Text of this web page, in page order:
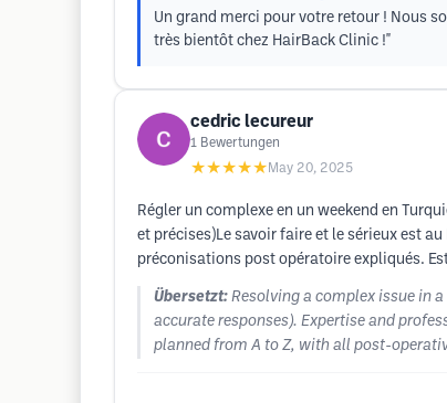
Un grand merci pour votre retour ! Nous
très bientôt chez HairBack Clinic !"
cedric lecureur
1 Bewertungen
★★★★★ May 20, 2025
Régler un complexe en un weekend en
et précises)Le savoir faire et le sérieux est
préconisations post opératoire expliqués.
Übersetzt: Resolving a complex issue in
accurate responses). Expertise and
planned from A to Z, with all post-